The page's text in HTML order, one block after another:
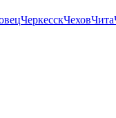
ЧеркесскЧеховЧита